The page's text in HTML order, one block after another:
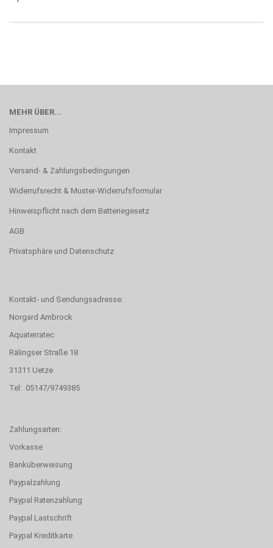
MEHR ÜBER...
Impressum
Kontakt
Versand- & Zahlungsbedingungen
Widerrufsrecht & Muster-Widerrufsformular
Hinweispflicht nach dem Batteriegesetz
AGB
Privatsphäre und Datenschutz
Kontakt- und Sendungsadresse:
Norgard Ambrock
Aquaterratec
Rälingser Straße 18
31311 Uetze
Tel: 05147/9749385
Zahlungsarten:
Vorkasse
Banküberweisung
Paypalzahlung
Paypal Ratenzahlung
Paypal Lastschrift
Paypal Kreditkarte